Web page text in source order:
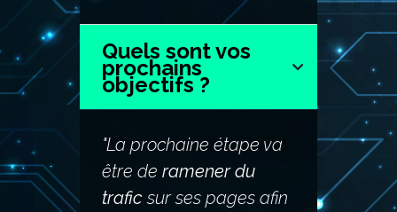
Quels sont vos
prochains
objectifs ?
"La prochaine étape va
être de ramener du
traficsur ses pages afin